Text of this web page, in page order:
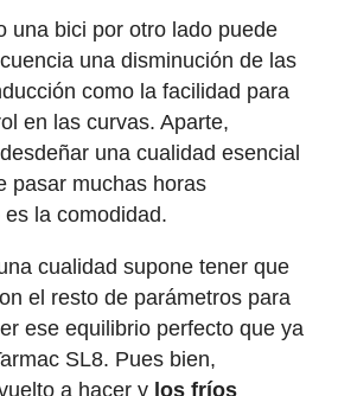
una bici por otro lado puede
una disminución de las
como la facilidad para
en las curvas. Aparte,
una cualidad esencial
pasar muchas horas
la comodidad.
cualidad supone tener que
el resto de parámetros para
ese equilibrio perfecto que ya
SL8. Pues bien,
a hacer y los fríos